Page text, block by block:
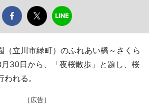
立川市緑町）のふれあい橋～さくら
30日から、「夜桜散歩」と題し、桜
れる。
［広告］